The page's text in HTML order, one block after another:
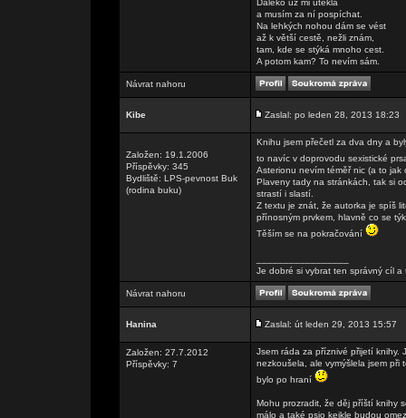
Daleko už mi utekla
a musím za ní pospíchat.
Na lehkých nohou dám se vést
až k větší cestě, nežli znám,
tam, kde se stýká mnoho cest.
A potom kam? To nevím sám.
Návrat nahoru
Kibe Zaslal: po leden 28, 2013 18:23
Založen: 19.1.2006
Příspěvky: 345
Bydliště: LPS-pevnost Buk
(rodina buku)
Knihu jsem přečetl za dva dny a
to navíc v doprovodu sexistické
Asterionu nevím téměř nic (a to
Plaveny tady na stránkách, tak si
strastí i slastí.
Z textu je znát, že autorka je spíš
přínosným prvkem, hlavně co se
Těším se na pokračování
Je dobré si vybrat ten správný cíl
Návrat nahoru
Hanina Zaslal: út leden 29, 2013 15:57
Založen: 27.7.2012
Příspěvky: 7
Jsem ráda za příznivé přijetí knihy.
nezkoušela, ale vymýšlela jsem při
bylo po hraní
Mohu prozradit, že děj příští knihy
málo a také psio kejkle budou